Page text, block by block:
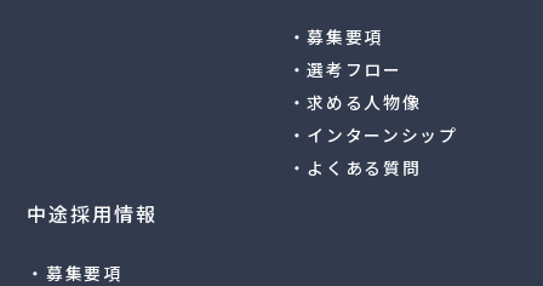
・募集要項
・選考フロー
・求める人物像
・インターンシップ
・よくある質問
中途採用情報
・募集要項